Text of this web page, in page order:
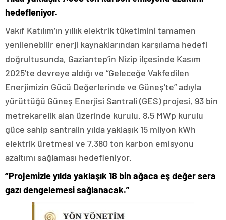
hedefleniyor.
Vakıf Katılım’ın yıllık elektrik tüketimini tamamen
yenilenebilir enerji kaynaklarından karşılama hedefi
doğrultusunda, Gaziantep’in Nizip ilçesinde Kasım
2025’te devreye aldığı ve “Geleceğe Vakfedilen
Enerjimizin Gücü Değerlerinde ve Güneş’te” adıyla
yürüttüğü Güneş Enerjisi Santrali (GES) projesi, 93 bin
metrekarelik alan üzerinde kurulu. 8,5 MWp kurulu
güce sahip santralin yılda yaklaşık 15 milyon kWh
elektrik üretmesi ve 7.380 ton karbon emisyonu
azaltımı sağlaması hedefleniyor.
“Projemizle yılda yaklaşık 18 bin ağaca eş değer sera
gazı dengelemesi sağlanacak.”